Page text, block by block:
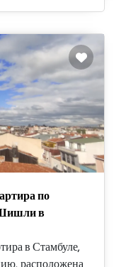
по
в
в Стамбуле,
расположена